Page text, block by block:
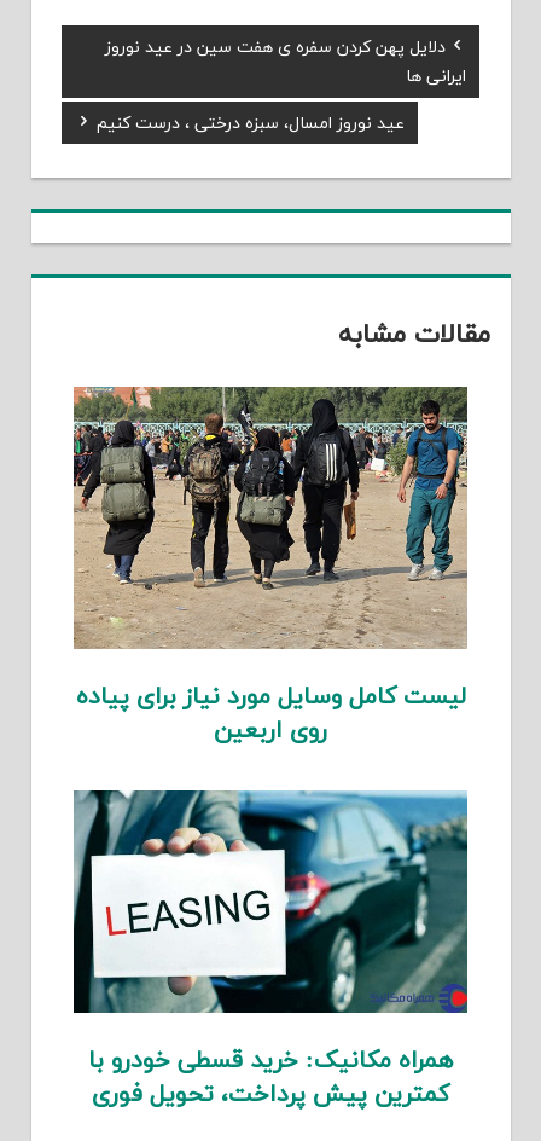
راهبری
نوشته
Previous
Post:
دلایل پهن کردن سفره ی هفت سین در عید نوروز
ایرانی ها
Next
Post:
عید نوروز امسال، سبزه درختی ، درست کنیم
مقالات مشابه
لیست کامل وسایل مورد نیاز برای پیاده
روی اربعین
همراه مکانیک: خرید قسطی خودرو با
کمترین پیش پرداخت، تحویل فوری